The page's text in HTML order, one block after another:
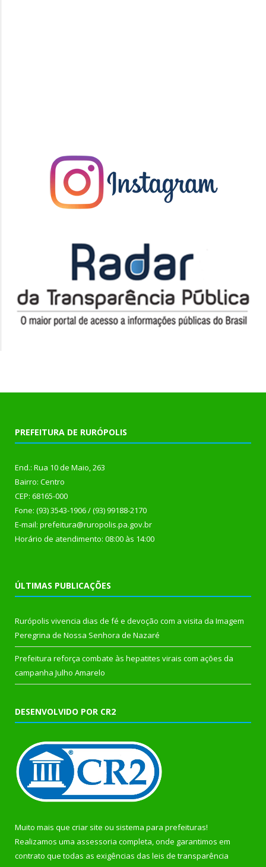
PREFEITURA DE RURÓPOLIS
End.: Rua 10 de Maio, 263
Bairro: Centro
CEP: 68165-000
Fone: (93) 3543-1906 / (93) 99188-2170
E-mail: prefeitura@ruropolis.pa.gov.br
Horário de atendimento: 08:00 às 14:00
ÚLTIMAS PUBLICAÇÕES
Rurópolis vivencia dias de fé e devoção com a visita da Imagem
Peregrina de Nossa Senhora de Nazaré
Prefeitura reforça combate às hepatites virais com ações da
campanha Julho Amarelo
DESENVOLVIDO POR CR2
Muito mais que criar site ou sistema para prefeituras!
Realizamos uma assessoria completa, onde garantimos em
contrato que todas as exigências das leis de transparência